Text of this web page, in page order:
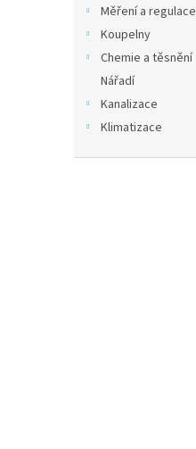
Měření a regulace
Koupelny
Chemie a těsnění
Nářadí
Kanalizace
Klimatizace